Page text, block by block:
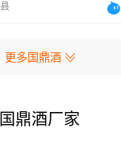
更多国鼎酒
国鼎酒厂家